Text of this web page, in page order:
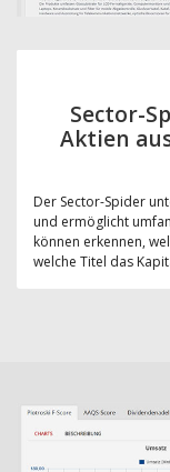
Sector-
Aktien
Der Sector-Spider
und ermöglicht
können erkennen,
welche Titel das